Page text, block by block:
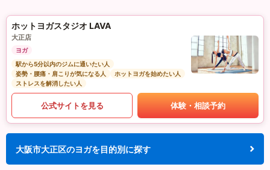
ホットヨガスタジオ LAVA
大正店
ヨガ
駅から5分以内のジムに通いたい人
姿勢・腰痛・肩こりが気になる人
ホットヨガを始めたい人
ストレスを解消したい人
公式サイトを見る 体験・相談予約
大阪市大正区のヨガを目的別に探す